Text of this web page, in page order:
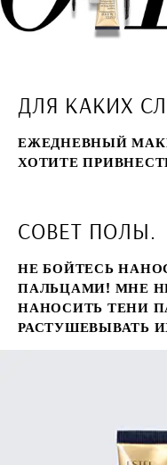
ДЛЯ КАКИХ
ЕЖЕДНЕВНЫЙ
ХОТИТЕ
СОВЕТ ПОЛЫ.
НЕ БОЙТЕСЬ
ПАЛЬЦАМИ! МНЕ
НАНОСИТЬ ТЕНИ
РАСТУШЕВЫВАТЬ